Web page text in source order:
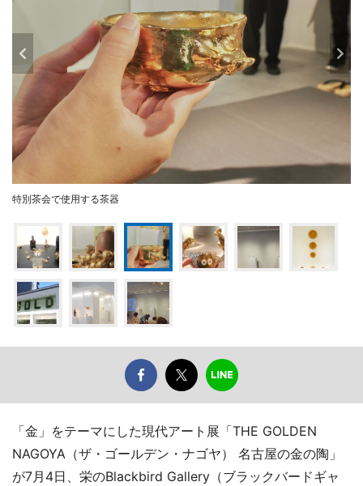
特別茶会で使用する茶器
「金」をテーマにした現代アート展「THE GOLDEN
NAGOYA（ザ・ゴールデン・ナゴヤ） 名古屋の金の陶」
が7月4日、栄のBlackbird Gallery（ブラックバードギャ